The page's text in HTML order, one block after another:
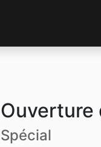
Ouverture
Spécial